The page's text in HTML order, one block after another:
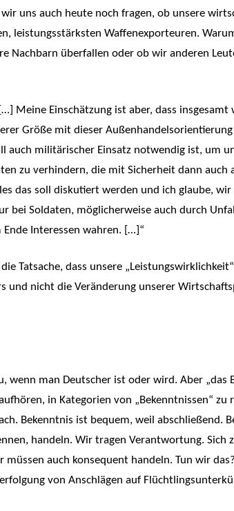
uns auch heute noch fragen, ob unsere
leistungsstärksten Waffenexporteuren.
überfallen oder ob wir anderen
Meine Einschätzung ist aber, dass insgesamt
Größe mit dieser
auch militärischer Einsatz notwendig ist, um
zu verhindern, die mit Sicherheit dann auch
das soll diskutiert werden und ich glaube,
bei Soldaten, möglicherweise auch durch
Interessen wahren. […]“
Tatsache, dass unsere
und nicht die Veränderung unserer
wenn man Deutscher ist oder wird. Aber „das
in Kategorien von „Bekenntnissen“ zu
Bekenntnis ist bequem, weil abschließend.
handeln. Wir tragen Verantwortung. Sich
auch konsequent handeln. Tun wir
von Anschlägen auf